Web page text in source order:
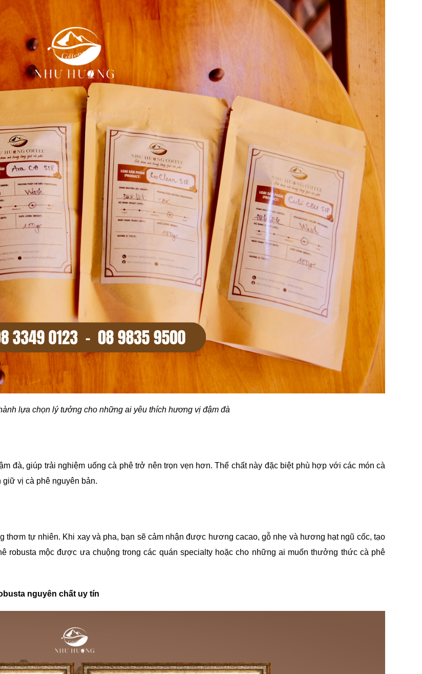
lựa chọn lý tưởng cho những ai yêu thích hương vị đậm đà
đà, giúp trải nghiệm uống cà phê trở nên trọn vẹn hơn. Thể chất này đặc biệt phù hợp với các món cà
giữ vị cà phê nguyên bản.
thơm tự nhiên. Khi xay và pha, bạn sẽ cảm nhận được hương cacao, gỗ nhẹ và hương hạt ngũ cốc, tạo
robusta mộc được ưa chuộng trong các quán specialty hoặc cho những ai muốn thưởng thức cà phê
nguyên chất uy tín